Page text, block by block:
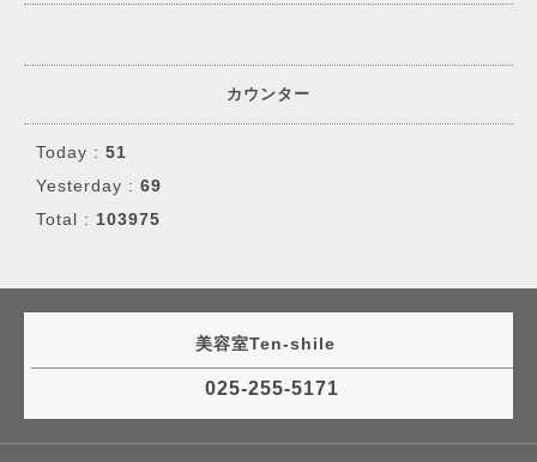
カウンター
Today : 51
Yesterday : 69
Total : 103975
美容室Ten-shile
025-255-5171